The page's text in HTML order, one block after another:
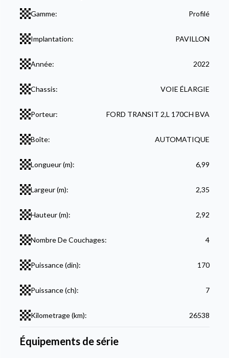
Gamme: Profilé
Implantation: PAVILLON
Année: 2022
Chassis: VOIE ÉLARGIE
Porteur: FORD TRANSIT 2,L 170CH BVA
Boîte: AUTOMATIQUE
Longueur (m): 6,99
Largeur (m): 2,35
Hauteur (m): 2,92
Nombre De Couchages: 4
Puissance (din): 170
Puissance (ch): 7
Kilometrage (km): 26538
Équipements de série